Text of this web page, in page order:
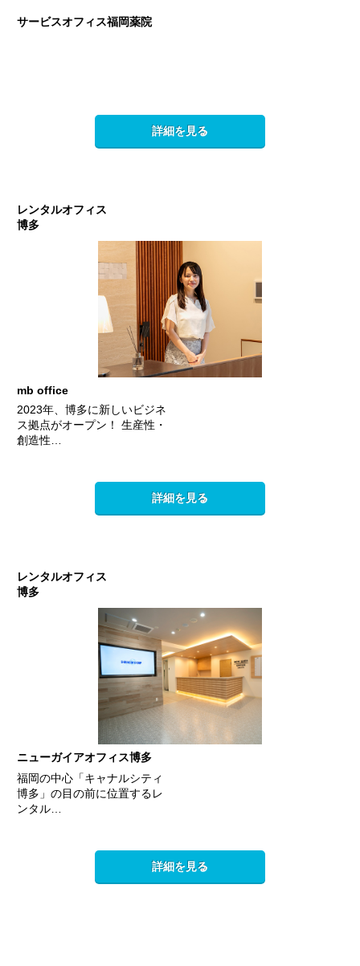
サービスオフィス福岡薬院
詳細を見る
レンタルオフィス
博多
mb office
2023年、博多に新しいビジネ
ス拠点がオープン！ 生産性・
創造性…
詳細を見る
レンタルオフィス
博多
ニューガイアオフィス博多
福岡の中心「キャナルシティ
博多」の目の前に位置するレ
ンタル…
詳細を見る